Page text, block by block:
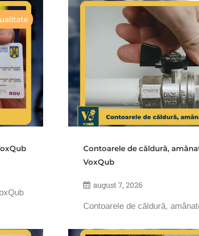
Contoarele de căldură,
VoxQub
august 7, 2026
Contoarele de căldură,